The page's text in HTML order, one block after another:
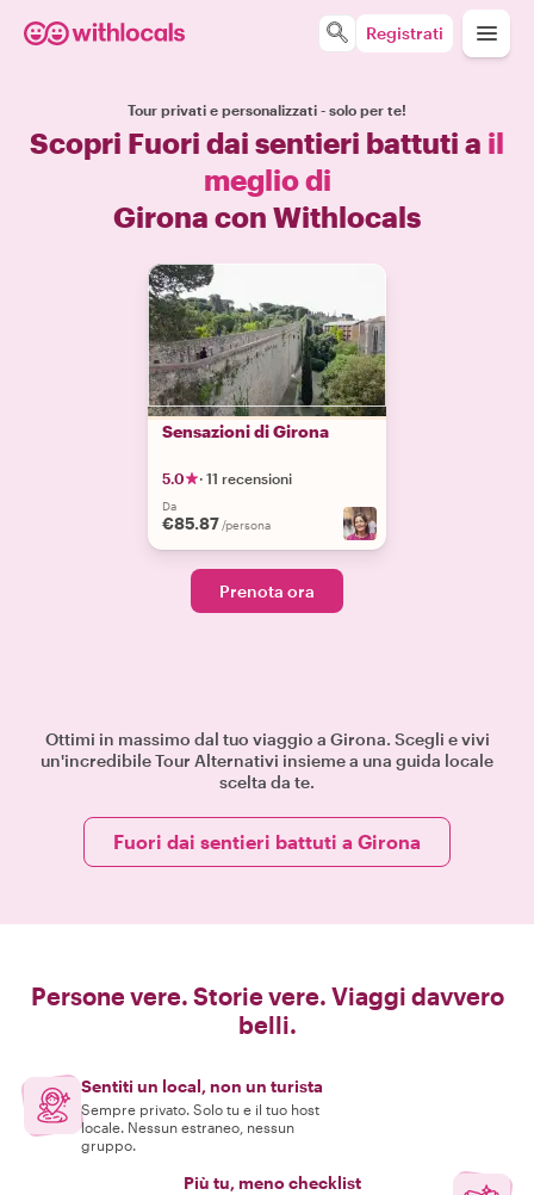
Registrati
Tour privati e personalizzati - solo per te!
Scopri Fuori dai sentieri battuti a il
meglio di
Girona con Withlocals
Sensazioni di Girona
5.0 · 11 recensioni
Da
€85.87 /persona
Prenota ora
Ottimi in massimo dal tuo viaggio a Girona. Scegli e vivi
un'incredibile Tour Alternativi insieme a una guida locale
scelta da te.
Fuori dai sentieri battuti a Girona
Persone vere. Storie vere. Viaggi davvero
belli.
Sentiti un local, non un turista
Sempre privato. Solo tu e il tuo host
locale. Nessun estraneo, nessun
gruppo.
Più tu, meno checklist